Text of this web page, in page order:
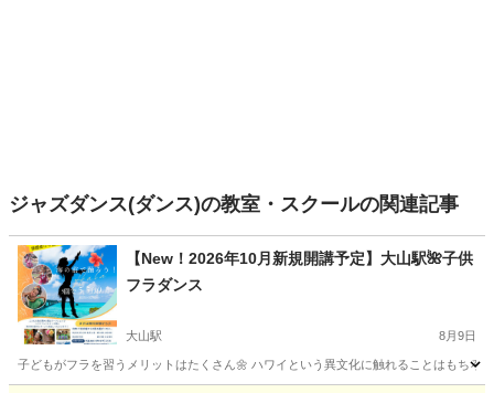
ジャズダンス(ダンス)の教室・スクールの関連記事
【New！2026年10月新規開講予定】大山駅🌺子供
フラダンス
大山駅 8月9日
子どもがフラを習うメリットはたくさん🌼 ハワイという異文化に触れることはもち